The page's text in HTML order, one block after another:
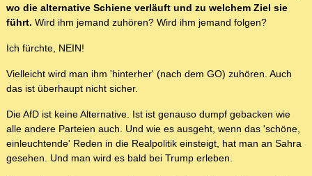
wo die alternative Schiene verläuft und zu welchem Ziel sie
führt. Wird ihm jemand zuhören? Wird ihm jemand folgen?
Ich fürchte, NEIN!
Vielleicht wird man ihm 'hinterher' (nach dem GO) zuhören. Auch
das ist überhaupt nicht sicher.
Die AfD ist keine Alternative. Ist ist genauso dumpf gebacken wie
alle andere Parteien auch. Und wie es ausgeht, wenn das 'schöne,
einleuchtende' Reden in die Realpolitik einsteigt, hat man an Sahra
gesehen. Und man wird es bald bei Trump erleben.